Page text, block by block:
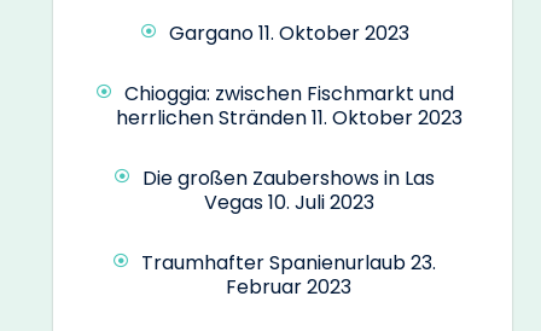
Gargano11. Oktober 2023
Chioggia: zwischen Fischmarkt und
herrlichen Stränden11. Oktober 2023
Die großen Zaubershows in Las
Vegas10. Juli 2023
Traumhafter Spanienurlaub23.
Februar 2023